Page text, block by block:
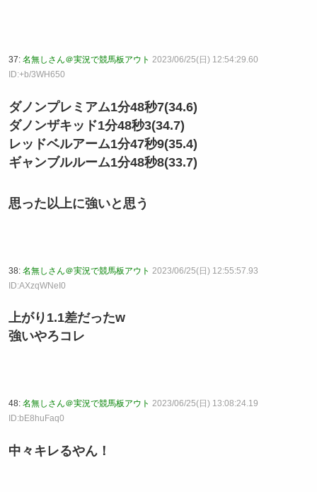
37: 名無しさん＠実況で競馬板アウト 2023/06/25(日) 12:54:29.60
ID:+b/3WH650
ダノンプレミアム1分48秒7(34.6)
ダノンザキッド1分48秒3(34.7)
レッドベルアーム1分47秒9(35.4)
ギャンブルルーム1分48秒8(33.7)
思った以上に強いと思う
38: 名無しさん＠実況で競馬板アウト 2023/06/25(日) 12:55:57.93
ID:AXzqWNeI0
上がり1.1差だったw
強いやろコレ
48: 名無しさん＠実況で競馬板アウト 2023/06/25(日) 13:08:24.19
ID:bE8huFaq0
中々キレるやん！